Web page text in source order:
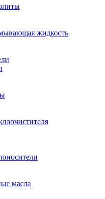
жидкость
масла